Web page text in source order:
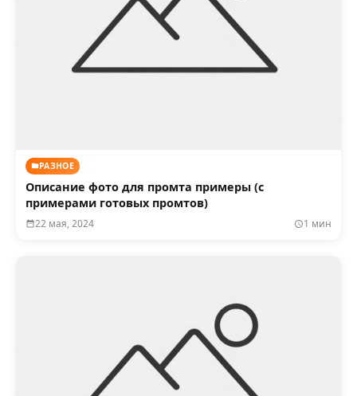
РАЗНОЕ
Описание фото для промта примеры (с
примерами готовых промтов)
22 мая, 2024 1 мин